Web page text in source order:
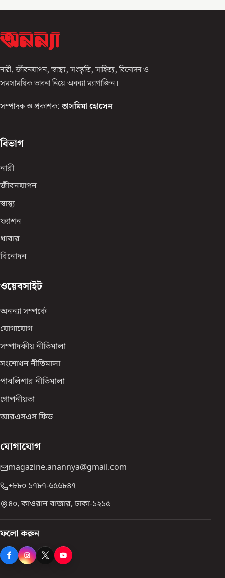
নারী, জীবনযাপন, স্বাস্থ্য, সংস্কৃতি, সাহিত্য, বিনোদন ও
সমসাময়িক ভাবনা নিয়ে অনন্যা ম্যাগাজিন।
সম্পাদক ও প্রকাশক: তাসমিমা হোসেন
বিভাগ
নারী
জীবনযাপন
স্বাস্থ্য
ফ্যাশন
খাবার
বিনোদন
ওয়েবসাইট
অনন্যা সম্পর্কে
যোগাযোগ
সম্পাদকীয় নীতিমালা
সংশোধন নীতিমালা
পাবলিশার নীতিমালা
গোপনীয়তা
আরএসএস ফিড
যোগাযোগ
magazine.anannya@gmail.com
+৮৮০ ১৭৮৭-৬৫৬৮৪৭
৪০, কাওরান বাজার, ঢাকা-১২১৫
ফলো করুন